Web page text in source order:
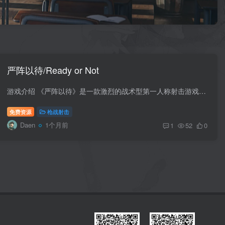
严阵以待/Ready or Not
游戏介绍 《严阵以待》是一款激烈的战术型第一人称射击游戏，描绘现代世界中特警组警员奉命展开行动，前往解决各种危险艰难情况的过程。 游戏视频 游戏安装码 版本介绍 v260318|容量42GB|官方简...
免费资源 枪战射击
Daen 1个月前 1 52 0